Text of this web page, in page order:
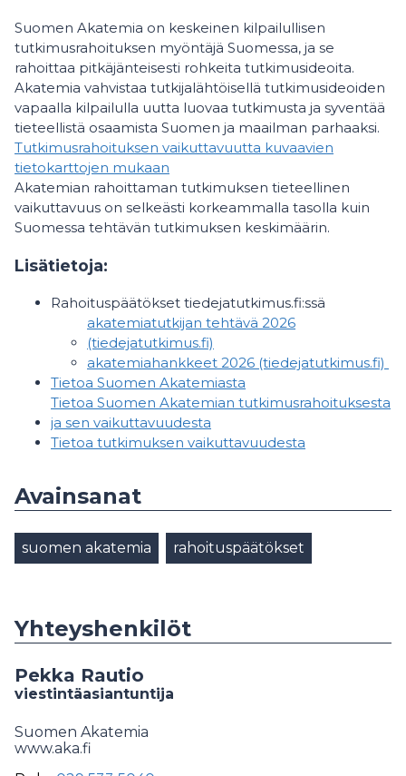
Suomen Akatemia on keskeinen kilpailullisen
tutkimusrahoituksen myöntäjä Suomessa, ja se
rahoittaa pitkäjänteisesti rohkeita tutkimusideoita.
Akatemia vahvistaa tutkijalähtöisellä tutkimusideoiden
vapaalla kilpailulla uutta luovaa tutkimusta ja syventää
tieteellistä osaamista Suomen ja maailman parhaaksi.
Tutkimusrahoituksen vaikuttavuutta kuvaavien
tietokarttojen mukaan
Akatemian rahoittaman tutkimuksen tieteellinen
vaikuttavuus on selkeästi korkeammalla tasolla kuin
Suomessa tehtävän tutkimuksen keskimäärin.
Lisätietoja:
Rahoituspäätökset tiedejatutkimus.fi:ssä
akatemiatutkijan tehtävä 2026
(tiedejatutkimus.fi)
akatemiahankkeet 2026 (tiedejatutkimus.fi)
Tietoa Suomen Akatemiasta
Tietoa Suomen Akatemian tutkimusrahoituksesta
ja sen vaikuttavuudesta
Tietoa tutkimuksen vaikuttavuudesta
Avainsanat
suomen akatemia rahoituspäätökset
Yhteyshenkilöt
Pekka Rautio
viestintäasiantuntija
Suomen Akatemia
www.aka.fi